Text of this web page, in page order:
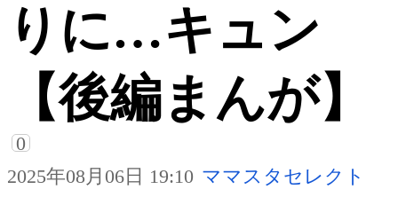
りに…キュン
【後編まんが】
0
2025年08月06日 19:10 ママスタセレクト